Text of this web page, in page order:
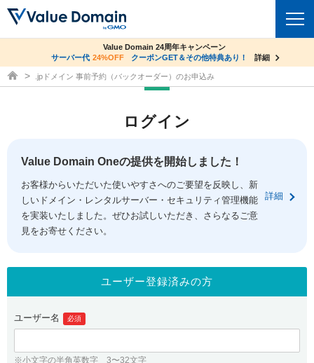
ドメイントップ
ドメイン移管
ドメイン価格一覧
ドメイン一括検索
.jpドメインオークション
gTLDオークション NEW!
.jpドメインバックオーダー
プレミアムドメイン
コアサーバー
バリューサーバー
XREA
セキュリティトップ
Value Domain ネットde診断
SSL証明書
サービストップ
お得意様割引
紹介制度
バリュードメインAPI
facebook
ログイン
co.jpドメイン✕コアサーバーV2ビジネス応援キャンペーン
サーバー料金1年間無料
詳細
Value Domain 24周年キャンペーン
サーバー代 24%OFF クーポンGET＆その他特典あり！ 詳細
ドメイン取得ならバリュードメイン
.jpドメイン 事前予約（バックオーダー）のお申込み
ログイン
Value Domain Oneの提供を開始しました！
お客様からいただいた使いやすさへのご要望を反映し、新
しいドメイン・レンタルサーバー・セキュリティ管理機能
を実装いたしました。ぜひお試しいただき、さらなるご意
見をお寄せください。
詳細
ユーザー登録済みの方
ユーザー名 必須
※小文字の半角英数字 3〜32文字